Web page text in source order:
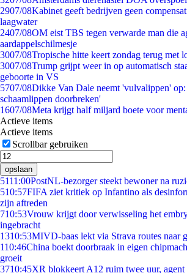
2907/08Kabinet geeft bedrijven geen
laagwater
2407/08OM eist TBS tegen verwarde man die
aardappelschilmesje
3007/08Tropische hitte keert zondag terug met
3007/08Trump grijpt weer in op automatisch
geboorte in VS
5707/08Dikke Van Dale neemt 'vulvalippen'
schaamlippen doorbreken'
1607/08Meta krijgt half miljard boete voor
Actieve items
Actieve items
Scrollbar gebruiken
opslaan
5111:00PostNL-bezorger steekt bewoner na
510:57FIFA ziet kritiek op Infantino als
zijn aftreden
710:53Vrouw krijgt door verwisseling het
ingebracht
1310:53MIVD-baas lekt via Strava routes naar
110:46China boekt doorbraak in eigen
groeit
3710:45XR blokkeert A12 ruim twee uur, agent